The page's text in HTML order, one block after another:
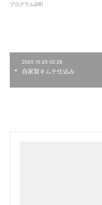
プログラム(28)
2020.10.25 02:28
自家製キムチ仕込み